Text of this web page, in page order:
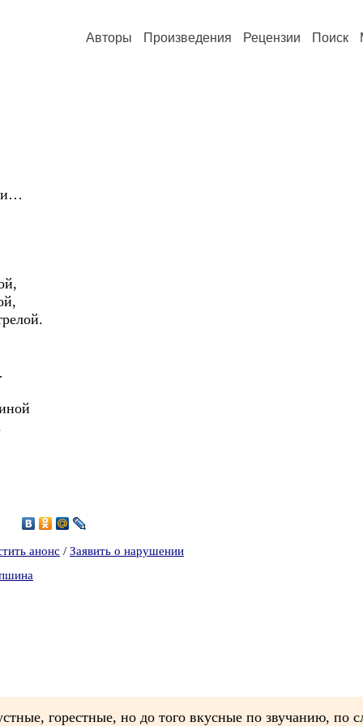
Авторы Произведения Рецензии Поиск
анонс / Заявить о нарушении
горестные, но до того вкусные по звучанию, по